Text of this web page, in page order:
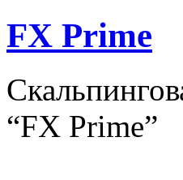
FX Prime
“FX Prime”